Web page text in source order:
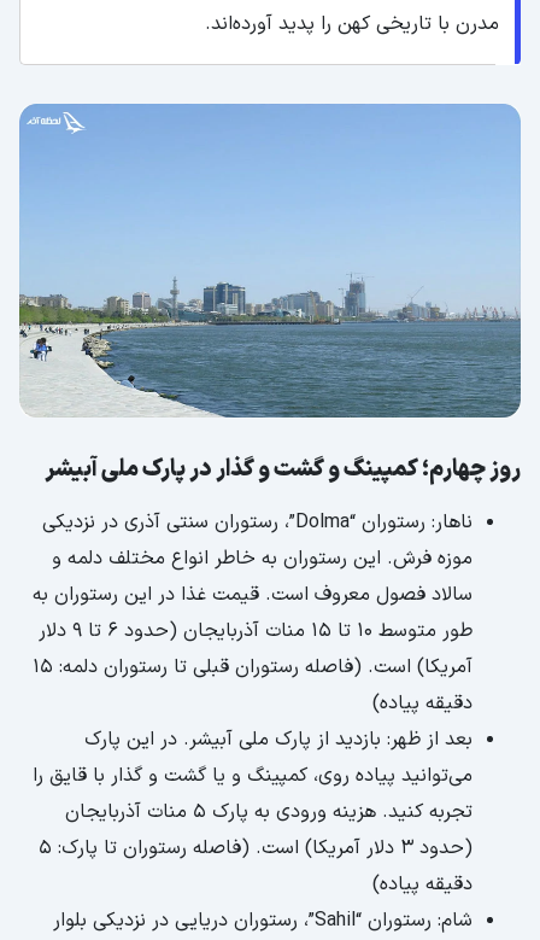
مدرن با تاریخی کهن را پدید آورده‌اند.
روز چهارم؛ کمپینگ و گشت و گذار در پارک ملی آبیشر
ناهار: رستوران “Dolma”، رستوران سنتی آذری در نزدیکی
موزه فرش. این رستوران به خاطر انواع مختلف دلمه و
سالاد فصول معروف است. قیمت غذا در این رستوران به
طور متوسط 10 تا 15 منات آذربایجان (حدود 6 تا 9 دلار
آمریکا) است. (فاصله رستوران قبلی تا رستوران دلمه: 15
دقیقه پیاده)
بعد از ظهر: بازدید از پارک ملی آبیشر. در این پارک
می‌توانید پیاده روی، کمپینگ و یا گشت و گذار با قایق را
تجربه کنید. هزینه ورودی به پارک 5 منات آذربایجان
(حدود 3 دلار آمریکا) است. (فاصله رستوران تا پارک: 5
دقیقه پیاده)
شام: رستوران “Sahil”، رستوران دریایی در نزدیکی بلوار